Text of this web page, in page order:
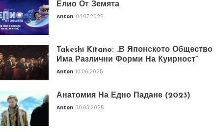
Елио От Земята
Anton 04.07.2025
Takeshi Kitano: „В Японското Общество
Има Различни Форми На Куирност“
Anton 10.06.2025
Анатомия На Едно Падане (2023)
Anton 30.03.2025